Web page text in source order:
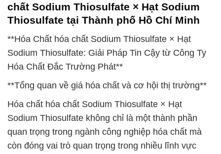
chất Sodium Thiosulfate × Hạt Sodium
Thiosulfate tại Thành phố Hồ Chí Minh
**Hóa Chất hóa chất Sodium Thiosulfate × Hạt
Sodium Thiosulfate: Giải Pháp Tin Cậy từ Công Ty
Hóa Chất Đắc Trường Phát**
**Tổng quan về giá hóa chất và cơ hội thị trường**
Hóa chất hóa chất Sodium Thiosulfate × Hạt
Sodium Thiosulfate không chỉ là một thành phần
quan trọng trong ngành công nghiệp hóa chất mà
còn đóng vai trò quan trọng trong nhiều lĩnh vực